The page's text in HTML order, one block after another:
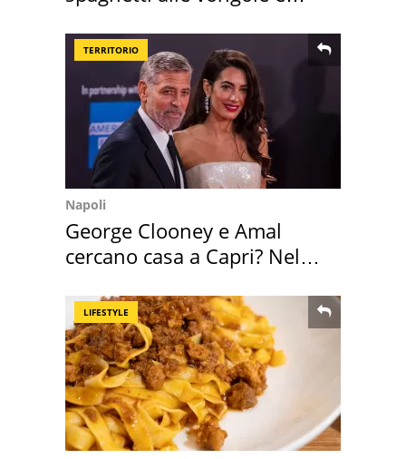
TERRITORIO
Napoli
George Clooney e Amal
cercano casa a Capri? Nel
LIFESTYLE